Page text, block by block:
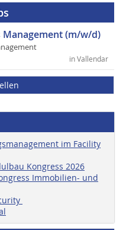
Management (m/w/d)
in Vallendar
im Facility
Kongress 2026
Immobilien- und